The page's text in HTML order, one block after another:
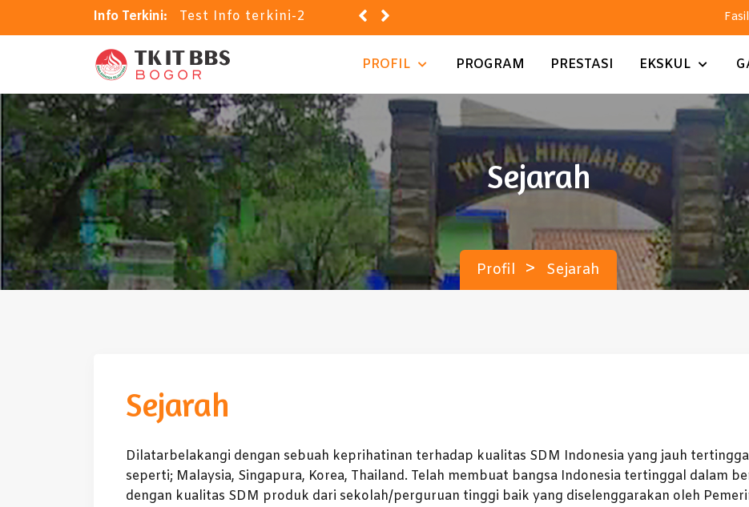
Info Terkini: Kalender Akademik No...
PROFIL PROGRAM PRESTASI EKSKUL
Sejarah
Profil > Sejarah
Sejarah
Dilatarbelakangi dengan sebuah keprihatinan terhadap kualitas SDM Indonesia yang jauh
seperti; Malaysia, Singapura, Korea, Thailand. Telah membuat bangsa Indonesia tertinggal dalam
dengan kualitas SDM produk dari sekolah/perguruan tinggi baik yang diselenggarakan oleh